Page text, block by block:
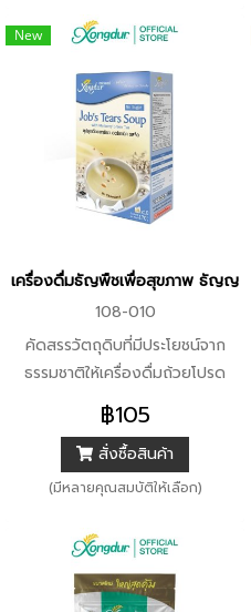
New
เครื่องดื่มธัญพืชเพื่อสุขภาพ ธัญญาห
108-010
คัดสรรวัตถุดิบที่มีประโยชน์จาก
ธรรมชาติให้เครื่องดื่มถ้วยโปรด
ของคุณ ด้วยลูกเดือยออร์แกนิคที่
อุดมไปด้วยโปรตีน วิตามิน และแร่
ธาตุที่จำเป็นต่อร่างกาย
฿105
สั่งซื้อสินค้า
(มีหลายคุณสมบัติให้เลือก)